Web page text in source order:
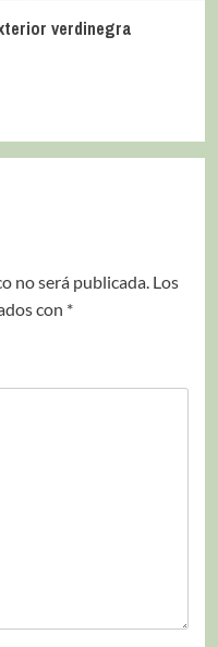
verdinegra
no será publicada. Los
con *